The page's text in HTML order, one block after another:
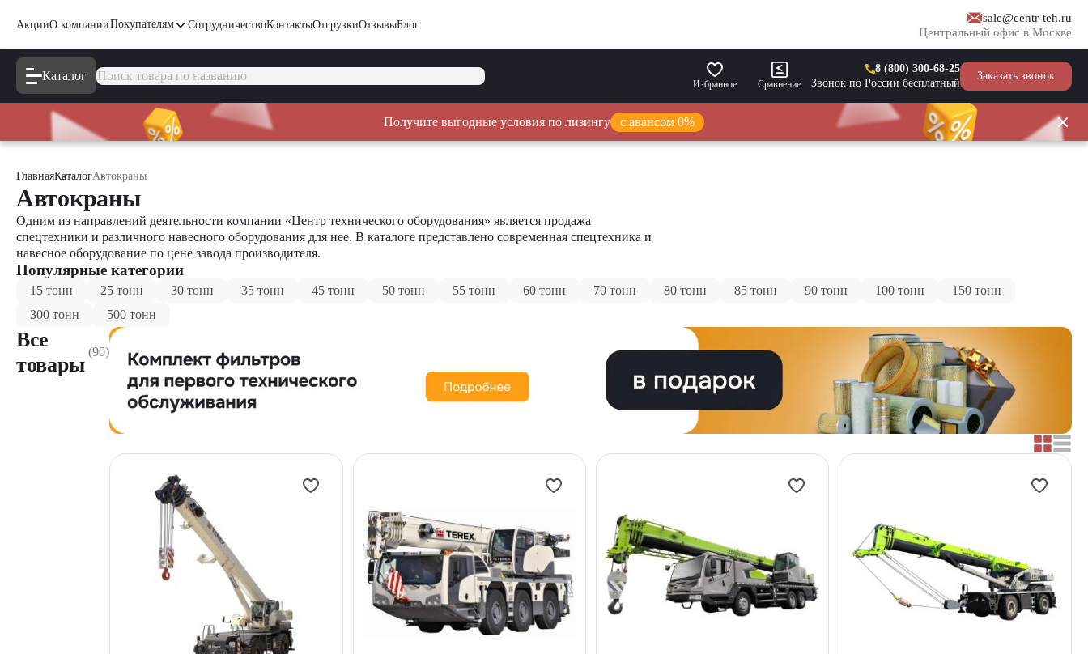
АкцииО компанииПокупателям СотрудничествоКонтактыОтгрузкиОтзывыБлог
sale@centr-teh.ru
Центральный офис в Москве
Каталог
Избранное Сравнение
8 (800) 300-68-25
Звонок по России бесплатный
Заказать звонок
Получите выгодные условия по лизингу с авансом 0%
ГлавнаяКаталогАвтокраны
Автокраны
Одним из направлений деятельности компании «Центр технического оборудования» является продажа
спецтехники и различного навесного оборудования для нее. В каталоге представлено современная спецтехника и
навесное оборудование по цене завода производителя.
Популярные категории
15 тонн 25 тонн 30 тонн 35 тонн 45 тонн 50 тонн 55 тонн 60 тонн 70 тонн 80 тонн 85 тонн 90 тонн 100 тонн
150 тонн
300 тонн
500 тонн
Все
товары
(90)